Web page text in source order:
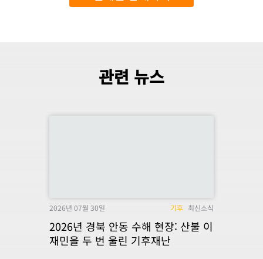
관련 뉴스
2026년 07월 30일 기후 최신소식
2026년 경북 안동 수해 현장: 산불 이
재민을 두 번 울린 기후재난